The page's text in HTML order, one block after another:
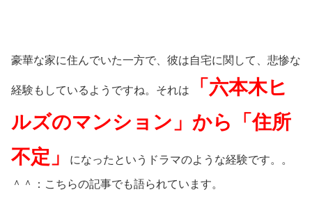
豪華な家に住んでいた一方で、彼は自宅に関して、悲惨な
経験もしているようですね。それは
「六本木ヒ
ルズのマンション」から「住所
不定」
になったというドラマのような経験です。。
＾＾：こちらの記事でも語られています。